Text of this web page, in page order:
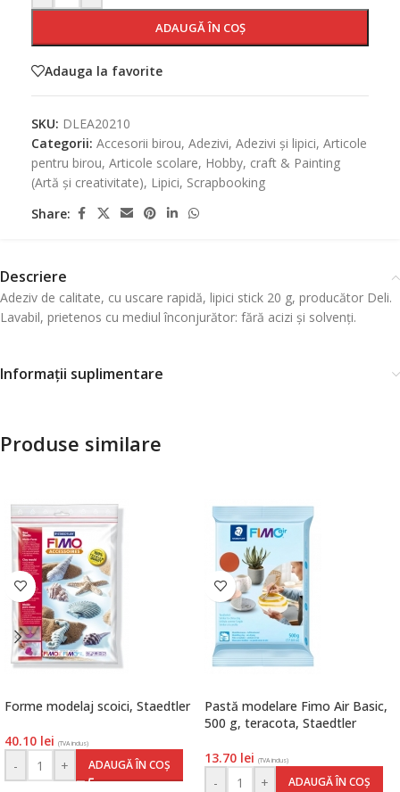
ADAUGĂ ÎN COȘ
Adauga la favorite
SKU: DLEA20210
Categorii: Accesorii birou, Adezivi, Adezivi și lipici, Articole
pentru birou, Articole scolare, Hobby, craft & Painting
(Artă și creativitate), Lipici, Scrapbooking
Share:
Descriere
Adeziv de calitate, cu uscare rapidă, lipici stick 20 g, producător Deli.
Lavabil, prietenos cu mediul înconjurător: fără acizi și solvenți.
Informații suplimentare
Produse similare
Forme modelaj scoici, Staedtler
40.10 lei (TVA inclus)
- + ADAUGĂ ÎN COȘ
Pastă modelare Fimo Air Basic,
500 g, teracota, Staedtler
13.70 lei (TVA inclus)
- + ADAUGĂ ÎN COȘ